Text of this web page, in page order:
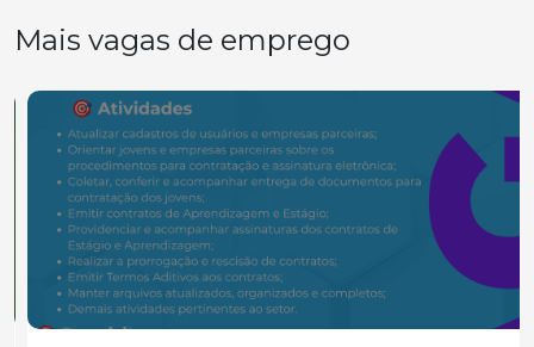
Mais vagas de emprego